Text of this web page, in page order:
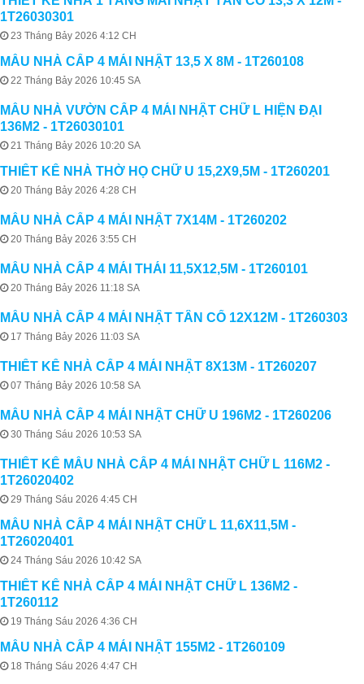
1T26030301
23 Tháng Bảy 2026 4:12 CH
MẪU NHÀ CẤP 4 MÁI NHẬT 13,5 X 8M - 1T260108
22 Tháng Bảy 2026 10:45 SA
MẪU NHÀ VƯỜN CẤP 4 MÁI NHẬT CHỮ L HIỆN ĐẠI
136M2 - 1T26030101
21 Tháng Bảy 2026 10:20 SA
THIẾT KẾ NHÀ THỜ HỌ CHỮ U 15,2X9,5M - 1T260201
20 Tháng Bảy 2026 4:28 CH
MẪU NHÀ CẤP 4 MÁI NHẬT 7X14M - 1T260202
20 Tháng Bảy 2026 3:55 CH
MẪU NHÀ CẤP 4 MÁI THÁI 11,5X12,5M - 1T260101
20 Tháng Bảy 2026 11:18 SA
MẪU NHÀ CẤP 4 MÁI NHẬT TÂN CỔ 12X12M - 1T260303
17 Tháng Bảy 2026 11:03 SA
THIẾT KẾ NHÀ CẤP 4 MÁI NHẬT 8X13M - 1T260207
07 Tháng Bảy 2026 10:58 SA
MẪU NHÀ CẤP 4 MÁI NHẬT CHỮ U 196M2 - 1T260206
30 Tháng Sáu 2026 10:53 SA
THIẾT KẾ MẪU NHÀ CẤP 4 MÁI NHẬT CHỮ L 116M2 -
1T26020402
29 Tháng Sáu 2026 4:45 CH
MẪU NHÀ CẤP 4 MÁI NHẬT CHỮ L 11,6X11,5M -
1T26020401
24 Tháng Sáu 2026 10:42 SA
THIẾT KẾ NHÀ CẤP 4 MÁI NHẬT CHỮ L 136M2 -
1T260112
19 Tháng Sáu 2026 4:36 CH
MẪU NHÀ CẤP 4 MÁI NHẬT 155M2 - 1T260109
18 Tháng Sáu 2026 4:47 CH